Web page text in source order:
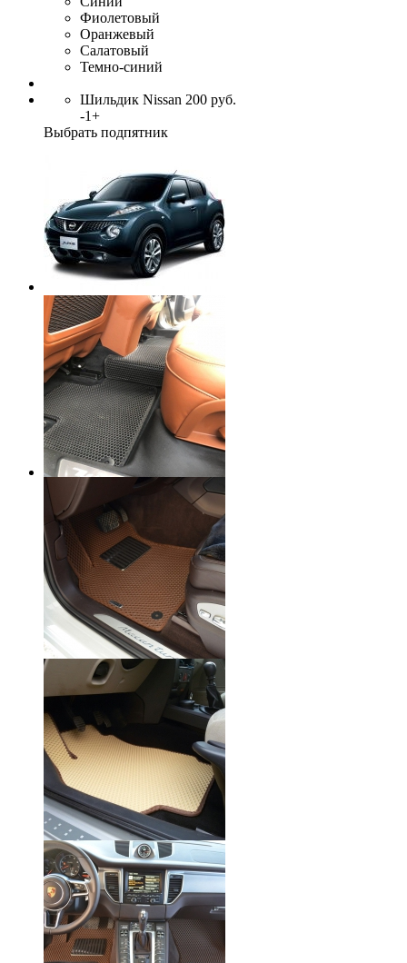
Фиолетовый
Оранжевый
Салатовый
Темно-синий
Шильдик Nissan 200 руб.
-1+
Выбрать подпятник